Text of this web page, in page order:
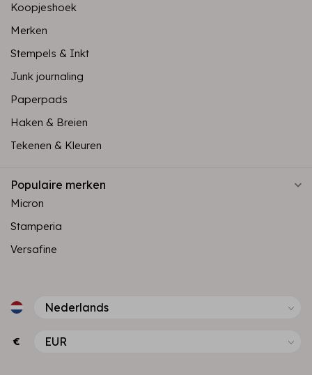
Koopjeshoek
Merken
Stempels & Inkt
Junk journaling
Paperpads
Haken & Breien
Tekenen & Kleuren
Populaire merken
Micron
Stamperia
Versafine
€